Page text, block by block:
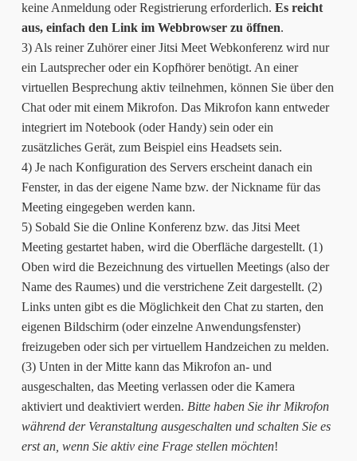
keine Anmeldung oder Registrierung erforderlich. Es reicht
aus, einfach den Link im Webbrowser zu öffnen.
3) Als reiner Zuhörer einer Jitsi Meet Webkonferenz wird nur
ein Lautsprecher oder ein Kopfhörer benötigt. An einer
virtuellen Besprechung aktiv teilnehmen, können Sie über den
Chat oder mit einem Mikrofon. Das Mikrofon kann entweder
integriert im Notebook (oder Handy) sein oder ein
zusätzliches Gerät, zum Beispiel eins Headsets sein.
4) Je nach Konfiguration des Servers erscheint danach ein
Fenster, in das der eigene Name bzw. der Nickname für das
Meeting eingegeben werden kann.
5) Sobald Sie die Online Konferenz bzw. das Jitsi Meet
Meeting gestartet haben, wird die Oberfläche dargestellt. (1)
Oben wird die Bezeichnung des virtuellen Meetings (also der
Name des Raumes) und die verstrichene Zeit dargestellt. (2)
Links unten gibt es die Möglichkeit den Chat zu starten, den
eigenen Bildschirm (oder einzelne Anwendungsfenster)
freizugeben oder sich per virtuellem Handzeichen zu melden.
(3) Unten in der Mitte kann das Mikrofon an- und
ausgeschalten, das Meeting verlassen oder die Kamera
aktiviert und deaktiviert werden. Bitte haben Sie ihr Mikrofon
während der Veranstaltung ausgeschalten und schalten Sie es
erst an, wenn Sie aktiv eine Frage stellen möchten!